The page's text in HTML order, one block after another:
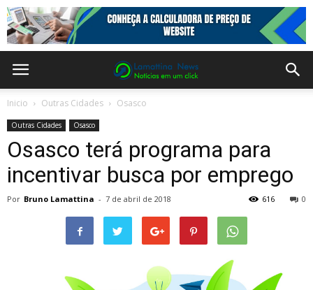
Inicio Outras Cidades Osasco
Outras Cidades Osasco
Osasco terá programa para
incentivar busca por emprego
Por Bruno Lamattina - 7 de abril de 2018 0
616